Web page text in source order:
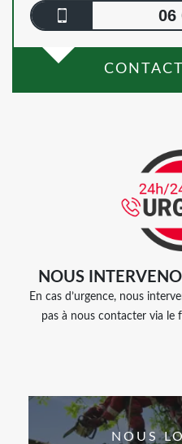
06
NOUS
En cas d’urgence, nous
pas à nous contacter via le
NOUS